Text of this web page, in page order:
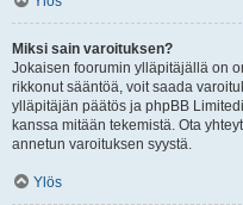
Miksi sain varoituksen?
Jokaisen foorumin ylläpitäjällä on
rikkonut sääntöä, voit saada
ylläpitäjän päätös ja phpBB
kanssa mitään tekemistä. Ota
annetun varoituksen syystä.
Ylös